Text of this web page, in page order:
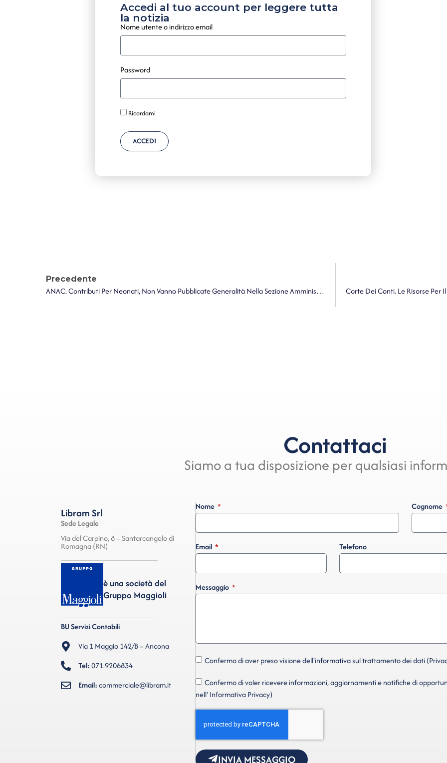
Accedi al tuo account per leggere tutta
la notizia
Nome utente o indirizzo email
Password
Ricordami
ACCEDI
Precedente
ANAC. Contributi Per Neonati, Non Vanno Pubblicate Generalità Nella Sezione Amministrazione Trasparente
Contattaci
Siamo a tua disposizione per qualsiasi
Libram Srl
Sede Legale
Via del Carpino, 8 – Santarcangelo di
Romagna (RN)
è una società del
Gruppo Maggioli
BU Servizi Contabili
Via 1 Maggio 142/B – Ancona
Tel:071.9206834
Email:commerciale@libram.it
Nome Cognome
Email Telefono
Messaggio
Confermo di aver preso visione dell'informativa sul trattamento dei dati
Confermo di voler ricevere informazioni, aggiornamenti e notifiche di
nell' Informativa Privacy)
INVIA MESSAGGIO